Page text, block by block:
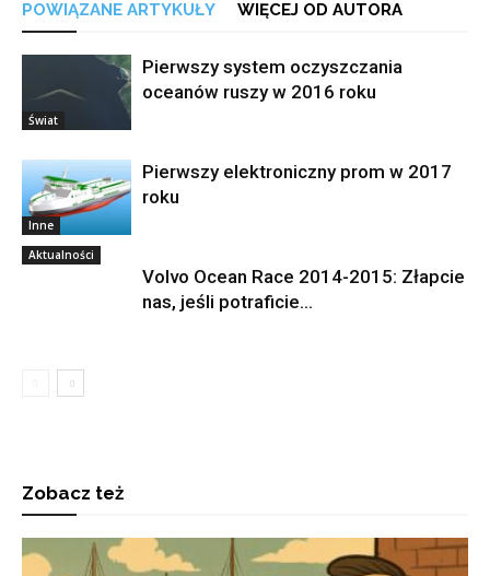
POWIĄZANE ARTYKUŁY WIĘCEJ OD AUTORA
Świat
Pierwszy system oczyszczania
oceanów ruszy w 2016 roku
Inne
Pierwszy elektroniczny prom w 2017
roku
Aktualności
Volvo Ocean Race 2014-2015: Złapcie
nas, jeśli potraficie…
Zobacz też